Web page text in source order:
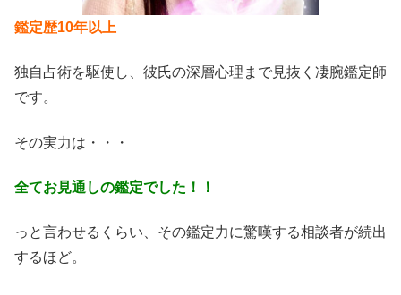
鑑定歴10年以上
独自占術を駆使し、彼氏の深層心理まで見抜く凄腕鑑定師
です。
その実力は・・・
全てお見通しの鑑定でした！！
っと言わせるくらい、その鑑定力に驚嘆する相談者が続出
するほど。